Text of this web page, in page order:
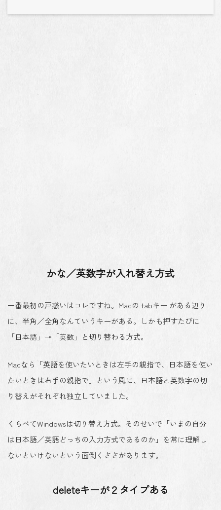
かな／英数字が入れ替え方式
一番最初の戸惑いはコレですね。Macの tabキー がある辺り
に、半角／全角なんていうキーがある。しかも押すたびに
「日本語」→「英数」と切り替わる方式。
Macなら「英語を使いたいときは左手の親指で、日本語を使い
たいときは右手の親指で」という風に、日本語と英数字の切
り替えがそれぞれ独立していました。
くらべてWindowsは切り替え方式。そのせいで「いまの自分
は日本語／英語どっちの入力方式であるのか」を常に理解し
ないといけないという面倒くささがあります。
deleteキーが２タイプある